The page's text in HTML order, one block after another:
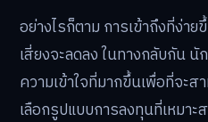
อย่างไรก็ตาม การเข้าถึงที่ง่า
เสี่ยงจะลดลง ในทางกลับกัน
ความเข้าใจที่มากขึ้นเพื่อที่จะส
เลือกรูปแบบการลงทุนที่เหมาะ